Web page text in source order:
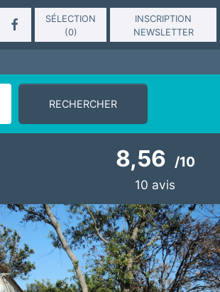
SÉLECTION
(0)
INSCRIPTION
NEWSLETTER
RECHERCHER
8,56 /10
10 avis